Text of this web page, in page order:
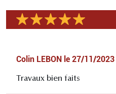
Colin LEBON le 27/11/2023
Travaux bien faits